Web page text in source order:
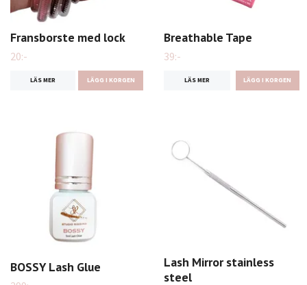
Fransborste med lock
20:-
LÄS MER LÄGG I KORGEN
Breathable Tape
39:-
LÄS MER
BOSSY Lash Glue
Lash Mirror stainless
steel